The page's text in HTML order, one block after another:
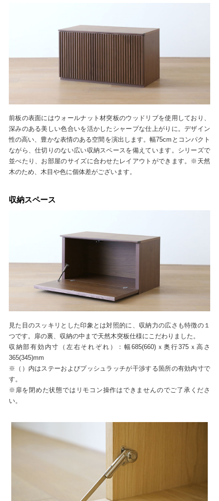
前板の表面にはウォールナット材突板のウッドリブを使用しており、
深みのある美しい色合いを活かしたシャープな仕上がりに。デザイン
性の高い、豊かな表情のある空間を演出します。幅75cmとコンパクト
ながら、仕切りのない広い収納スペースを備えています。シリーズで
並べたり、お部屋のサイズに合わせたレイアウトができます。※天然
木のため、木目や色に個体差がございます。
収納スペース
見た目のスッキリとした印象とは対照的に、収納力の広さも特徴の１
つです。扉の裏、収納の中まで天然木突板仕様にこだわりました。
収納部有効内寸（左右それぞれ）：幅685(660)ｘ奥行375ｘ高さ
365(345)mm
※（）内はステーおよびプッシュラッチが干渉する箇所の有効内寸で
す。
※扉を閉めた状態ではリモコン操作はできませんのでご了承くださ
い。